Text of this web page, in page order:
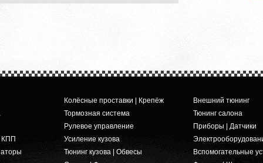
КПП
Колёсные проставки | Крепёж
Тормозная система
Рулевое управление
Усиление кузова
Тюнинг кузова | Обвесы
Внешний тюнинг
Тюнинг салона
Приборы | Датчики
Вспомогательные